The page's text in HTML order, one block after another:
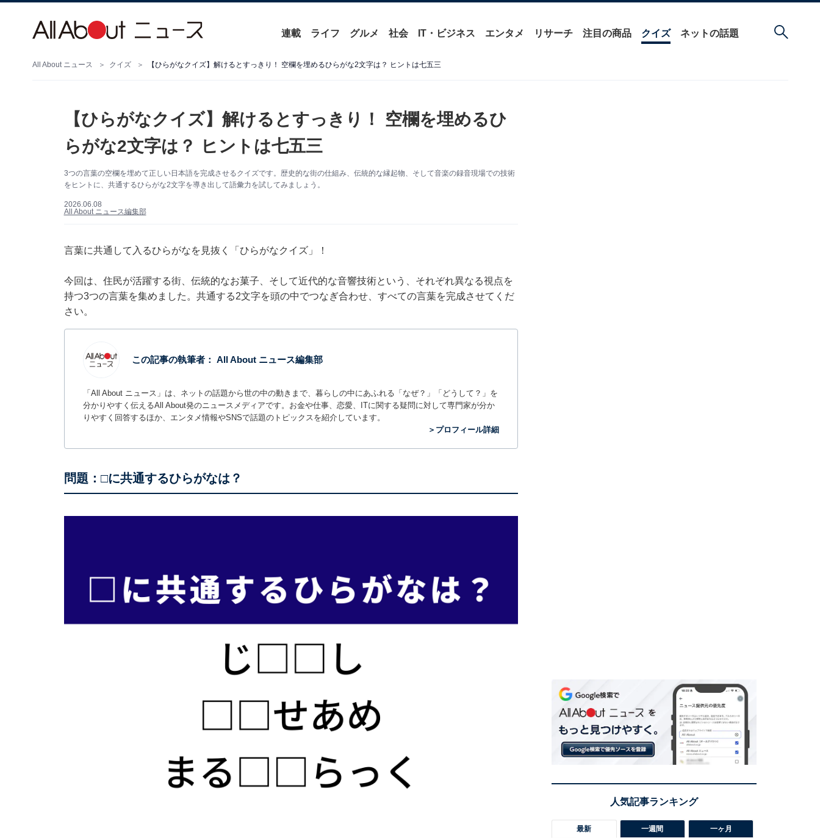
連載 ライフ グルメ 社会 IT・ビジネス エンタメ リサーチ 注目の商品 クイズ ネットの話題
All About ニュース クイズ 【ひらがなクイズ】解けるとすっきり！ 空欄を埋めるひらがな2文字は？ ヒントは七五三
【ひらがなクイズ】解けるとすっきり！ 空欄を埋めるひ
らがな2文字は？ ヒントは七五三
3つの言葉の空欄を埋めて正しい日本語を完成させるクイズです。歴史的な街の仕組み、伝統的な縁起物、そして音楽の録音現場での技術
をヒントに、共通するひらがな2文字を導き出して語彙力を試してみましょう。
2026.06.08
All About ニュース編集部
言葉に共通して入るひらがなを見抜く「ひらがなクイズ」！
今回は、住民が活躍する街、伝統的なお菓子、そして近代的な音響技術という、それぞれ異なる視点を
持つ3つの言葉を集めました。共通する2文字を頭の中でつなぎ合わせ、すべての言葉を完成させてくだ
さい。
この記事の執筆者： All About ニュース編集部
「All About ニュース」は、ネットの話題から世の中の動きまで、暮らしの中にあふれる「なぜ？」「どうして？」を
分かりやすく伝えるAll About発のニュースメディアです。お金や仕事、恋愛、ITに関する疑問に対して専門家が分か
りやすく回答するほか、エンタメ情報やSNSで話題のトピックスを紹介しています。
＞プロフィール詳細
問題：□に共通するひらがなは？
最新 一週間 一ヶ月